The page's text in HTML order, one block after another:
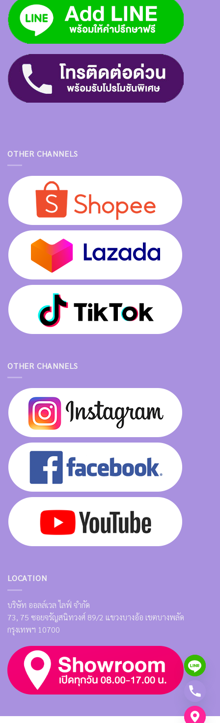
OTHER CHANNELS
OTHER CHANNELS
LOCATION
บริษัท ออลล์เวล ไลฟ์ จำกัด
73, 75 ซอยจรัญสนิทวงศ์ 89/2 แขวงบางอ้อ เขตบางพลัด
กรุงเทพฯ 10700